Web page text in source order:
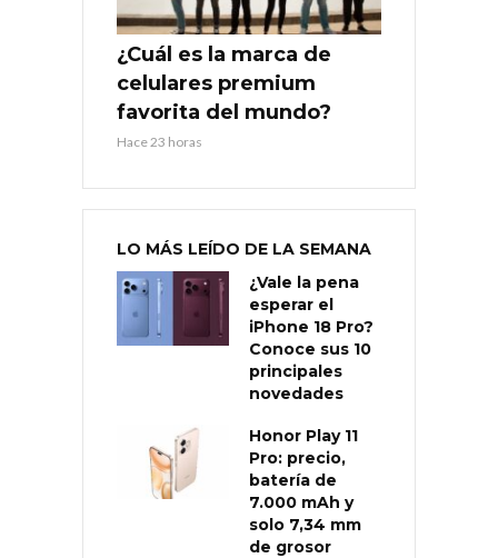
¿Cuál es la marca de
celulares premium
favorita del mundo?
Hace 23 horas
LO MÁS LEÍDO DE LA SEMANA
¿Vale la pena
esperar el
iPhone 18 Pro?
Conoce sus 10
principales
novedades
Honor Play 11
Pro: precio,
batería de
7.000 mAh y
solo 7,34 mm
de grosor